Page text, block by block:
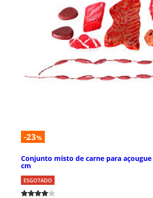
-23%
Conjunto misto de carne para
cm
ESGOTADO